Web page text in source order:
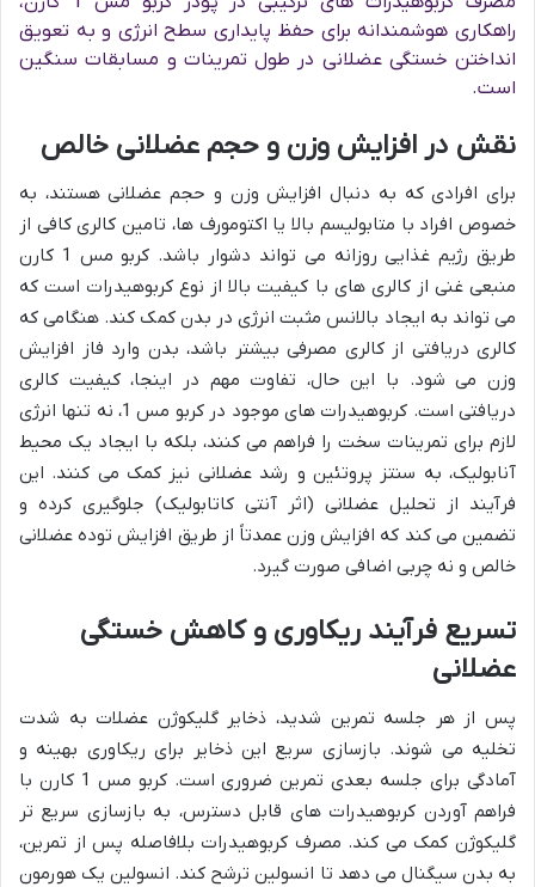
راهکاری هوشمندانه برای حفظ پایداری سطح انرژی و به تعویق
انداختن خستگی عضلانی در طول تمرینات و مسابقات سنگین
است.
نقش در افزایش وزن و حجم عضلانی خالص
برای افرادی که به دنبال افزایش وزن و حجم عضلانی هستند، به
خصوص افراد با متابولیسم بالا یا اکتومورف ها، تامین کالری کافی از
طریق رژیم غذایی روزانه می تواند دشوار باشد. کربو مس 1 کارن
منبعی غنی از کالری های با کیفیت بالا از نوع کربوهیدرات است که
می تواند به ایجاد بالانس مثبت انرژی در بدن کمک کند. هنگامی که
کالری دریافتی از کالری مصرفی بیشتر باشد، بدن وارد فاز افزایش
وزن می شود. با این حال، تفاوت مهم در اینجا، کیفیت کالری
دریافتی است. کربوهیدرات های موجود در کربو مس 1، نه تنها انرژی
لازم برای تمرینات سخت را فراهم می کنند، بلکه با ایجاد یک محیط
آنابولیک، به سنتز پروتئین و رشد عضلانی نیز کمک می کنند. این
فرآیند از تحلیل عضلانی (اثر آنتی کاتابولیک) جلوگیری کرده و
تضمین می کند که افزایش وزن عمدتاً از طریق افزایش توده عضلانی
خالص و نه چربی اضافی صورت گیرد.
تسریع فرآیند ریکاوری و کاهش خستگی
عضلانی
پس از هر جلسه تمرین شدید، ذخایر گلیکوژن عضلات به شدت
تخلیه می شوند. بازسازی سریع این ذخایر برای ریکاوری بهینه و
آمادگی برای جلسه بعدی تمرین ضروری است. کربو مس 1 کارن با
فراهم آوردن کربوهیدرات های قابل دسترس، به بازسازی سریع تر
گلیکوژن کمک می کند. مصرف کربوهیدرات بلافاصله پس از تمرین،
به بدن سیگنال می دهد تا انسولین ترشح کند. انسولین یک هورمون